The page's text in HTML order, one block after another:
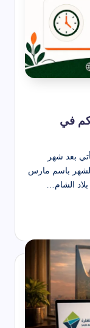
في
بعد شهر
باسم مارس
الشام…